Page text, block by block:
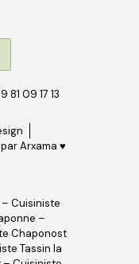
81 09 17 13
Arxama ♥
– Cuisiniste
–
Chaponost
Tassin la